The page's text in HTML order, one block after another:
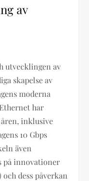
av
utvecklingen av
skapelse av
moderna
har
inklusive
10 Gbps
även
på innovationer
dess påverkan